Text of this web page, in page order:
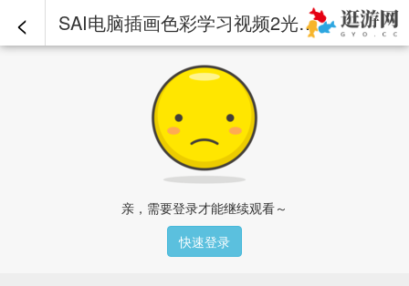
< SAI电脑插画色彩学习视频2光影冷暖.mp4 - 插画色彩教程-最全的SAI插画色彩运用视频教学
亲，需要登录才能继续观看～
快速登录